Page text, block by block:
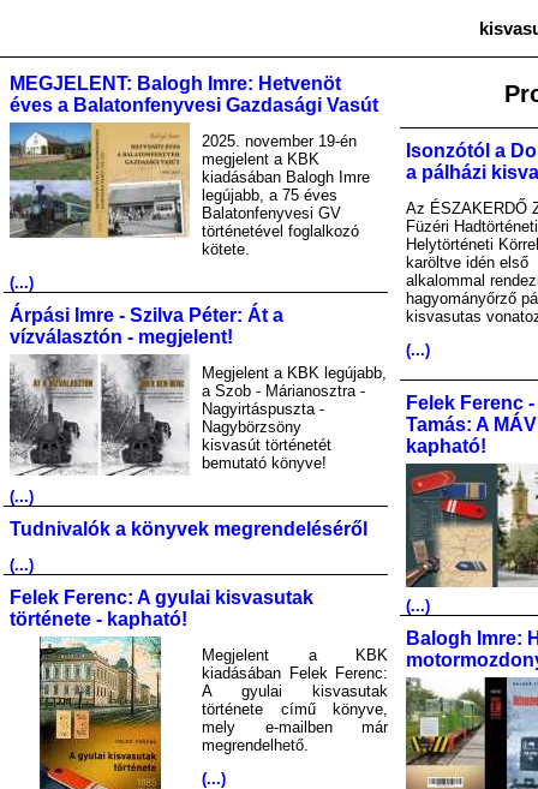
MEGJELENT: Balogh Imre: Hetvenöt
éves a Balatonfenyvesi Gazdasági Vasút
2025. november 19-én
megjelent a KBK
kiadásában Balogh Imre
legújabb, a 75 éves
Balatonfenyvesi GV
történetével foglalkozó
kötete.
(...)
Árpási Imre - Szilva Péter: Át a
vízválasztón - megjelent!
Megjelent a KBK legújabb,
a Szob - Márianosztra -
Nagyirtáspuszta -
Nagybörzsöny
kisvasút történetét
bemutató könyve!
(...)
Tudnivalók a könyvek megrendeléséről
(...)
Felek Ferenc: A gyulai kisvasutak
története - kapható!
Megjelent a KBK
kiadásában Felek Ferenc:
A gyulai kisvasutak
története című könyve,
mely e-mailben már
megrendelhető.
(...)
Isonzótól a
a pálházi
Az ÉSZAKERDŐ
Füzéri
Helytörténeti Körrel
karöltve idén első
alkalommal
hagyományőrző
kisvasutas
(...)
Felek Ferenc
Tamás: A
kapható!
(...)
Balogh Imre: